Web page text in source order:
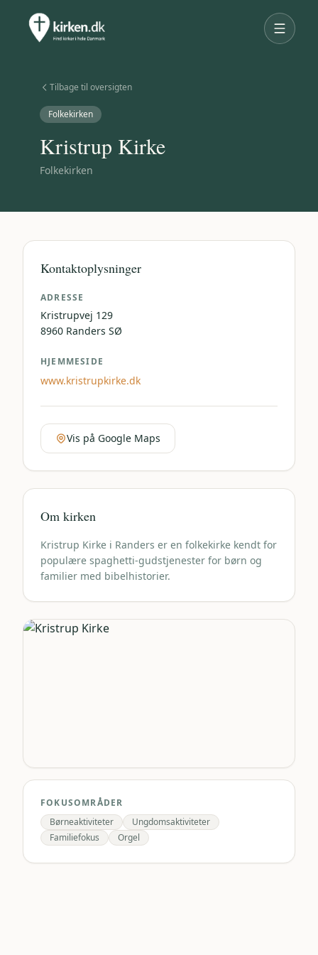
Tilbage til oversigten
Folkekirken
Kristrup Kirke
Folkekirken
Kontaktoplysninger
ADRESSE
Kristrupvej 129
8960 Randers SØ
HJEMMESIDE
www.kristrupkirke.dk
Vis på Google Maps
Om kirken
Kristrup Kirke i Randers er en folkekirke kendt for
populære spaghetti-gudstjenester for børn og
familier med bibelhistorier.
FOKUSOMRÅDER
Børneaktiviteter
Ungdomsaktiviteter
Familiefokus
Orgel